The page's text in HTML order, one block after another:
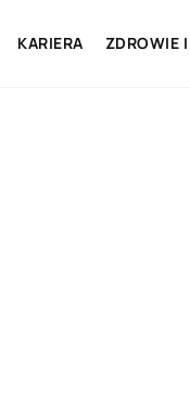
KARIERA ZDROWIE